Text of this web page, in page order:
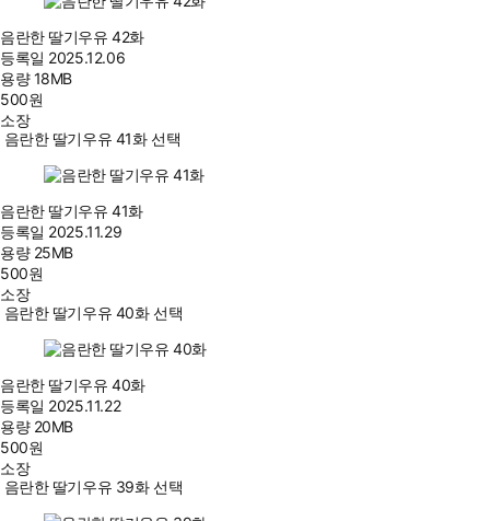
음란한 딸기우유 42화
등록일 2025.12.06
용량18MB
500원
소장
음란한 딸기우유 41화 선택
음란한 딸기우유 41화
등록일 2025.11.29
용량 25MB
500원
소장
음란한 딸기우유 40화 선택
음란한 딸기우유 40화
등록일 2025.11.22
용량 20MB
500원
소장
음란한 딸기우유 39화 선택